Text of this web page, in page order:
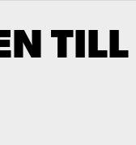
TILL